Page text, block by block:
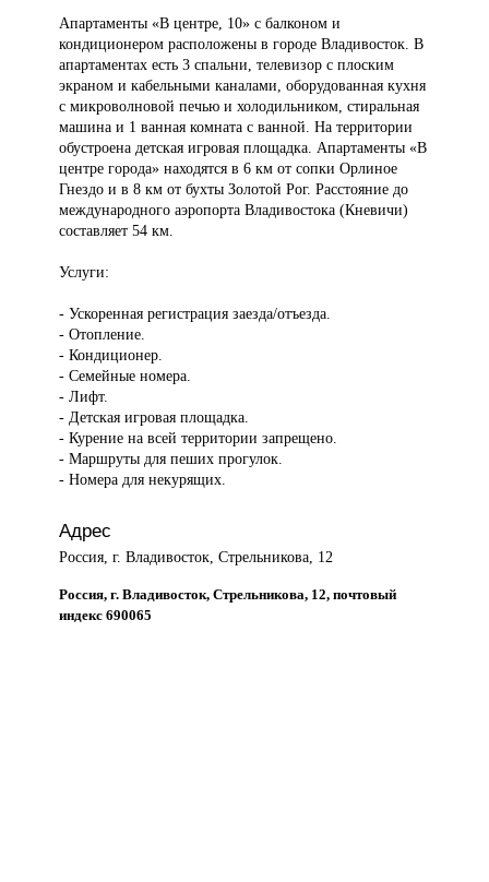
Апартаменты «Вцентре, 10» с балконом и
кондиционером расположены в городе Владивосток. В
апартаментах есть 3 спальни, телевизор с плоским
экраном и кабельными каналами, оборудованная кухня
с микроволновой печью и холодильником, стиральная
машина и 1 ванная комната с ванной. На территории
обустроена детская игровая площадка. Апартаменты «В
центре города» находятся в 6 км от сопки Орлиное
Гнездо и в 8 км от бухты Золотой Рог. Расстояние до
международного аэропорта Владивостока (Кневичи)
составляет 54 км.
Услуги:
- Ускоренная регистрация заезда/отъезда.
- Отопление.
- Кондиционер.
- Семейные номера.
- Лифт.
- Детская игровая площадка.
- Курение на всей территории запрещено.
- Маршруты для пеших прогулок.
- Номера для некурящих.
Адрес
Россия, г. Владивосток, Стрельникова, 12
Россия, г. Владивосток, Стрельникова, 12, почтовый
индекс 690065